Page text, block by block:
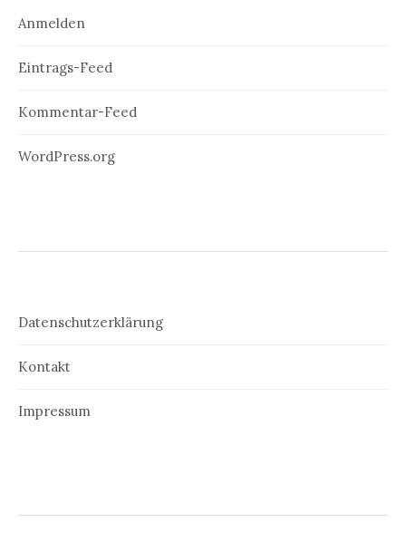
Anmelden
Eintrags-Feed
Kommentar-Feed
WordPress.org
Datenschutzerklärung
Kontakt
Impressum